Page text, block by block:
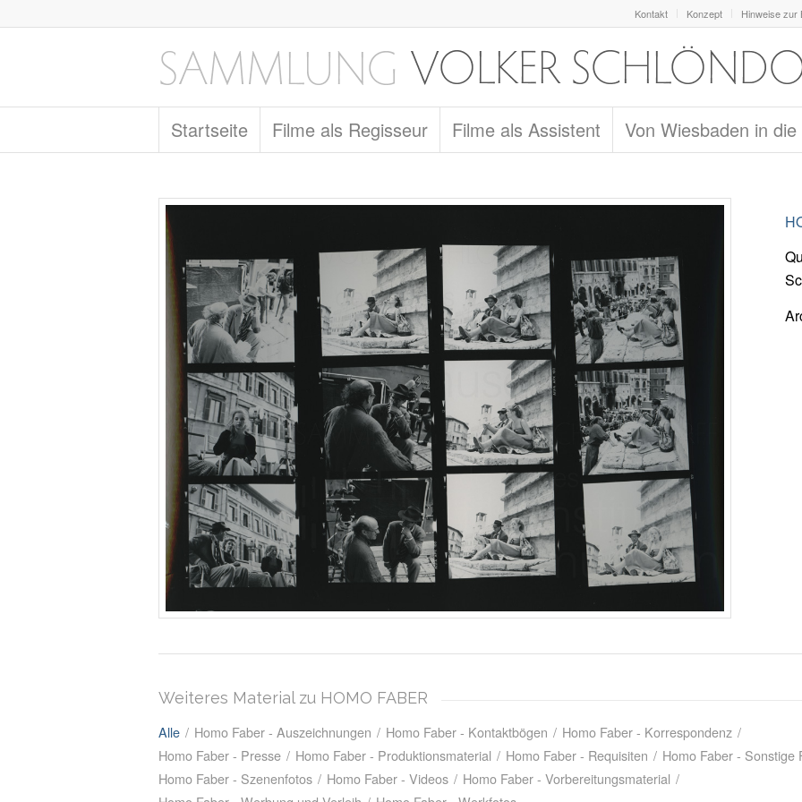
Kontakt Konzept Hinweise zur
Startseite Filme als Regisseur Filme als Assistent Von Wiesbaden in die
Weiteres Material zu HOMO FABER
Alle / Homo Faber - Auszeichnungen / Homo Faber - Kontaktbögen / Homo Faber - Korrespondenz /
Homo Faber - Presse / Homo Faber - Produktionsmaterial / Homo Faber - Requisiten / Homo Faber - Sonstige
Homo Faber - Szenenfotos / Homo Faber - Videos / Homo Faber - Vorbereitungsmaterial /